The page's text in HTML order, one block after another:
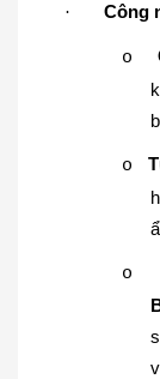
· Công
o
o
o